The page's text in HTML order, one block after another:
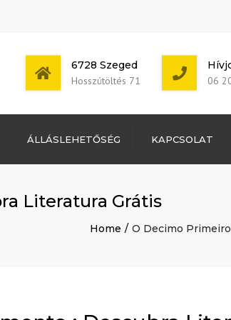
Mon - Sat: 7:00 -
+
6728 Szeged
Hosszútöltés 71
06
ÁLLÁSLEHETŐSÉG KAPCSOLAT
Literatura Grátis
Home O Decimo